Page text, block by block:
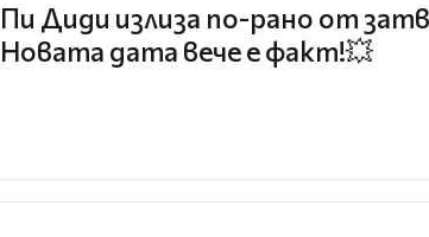
Пи Диди излиза по-рано от
Новата дата вече е факт!💥